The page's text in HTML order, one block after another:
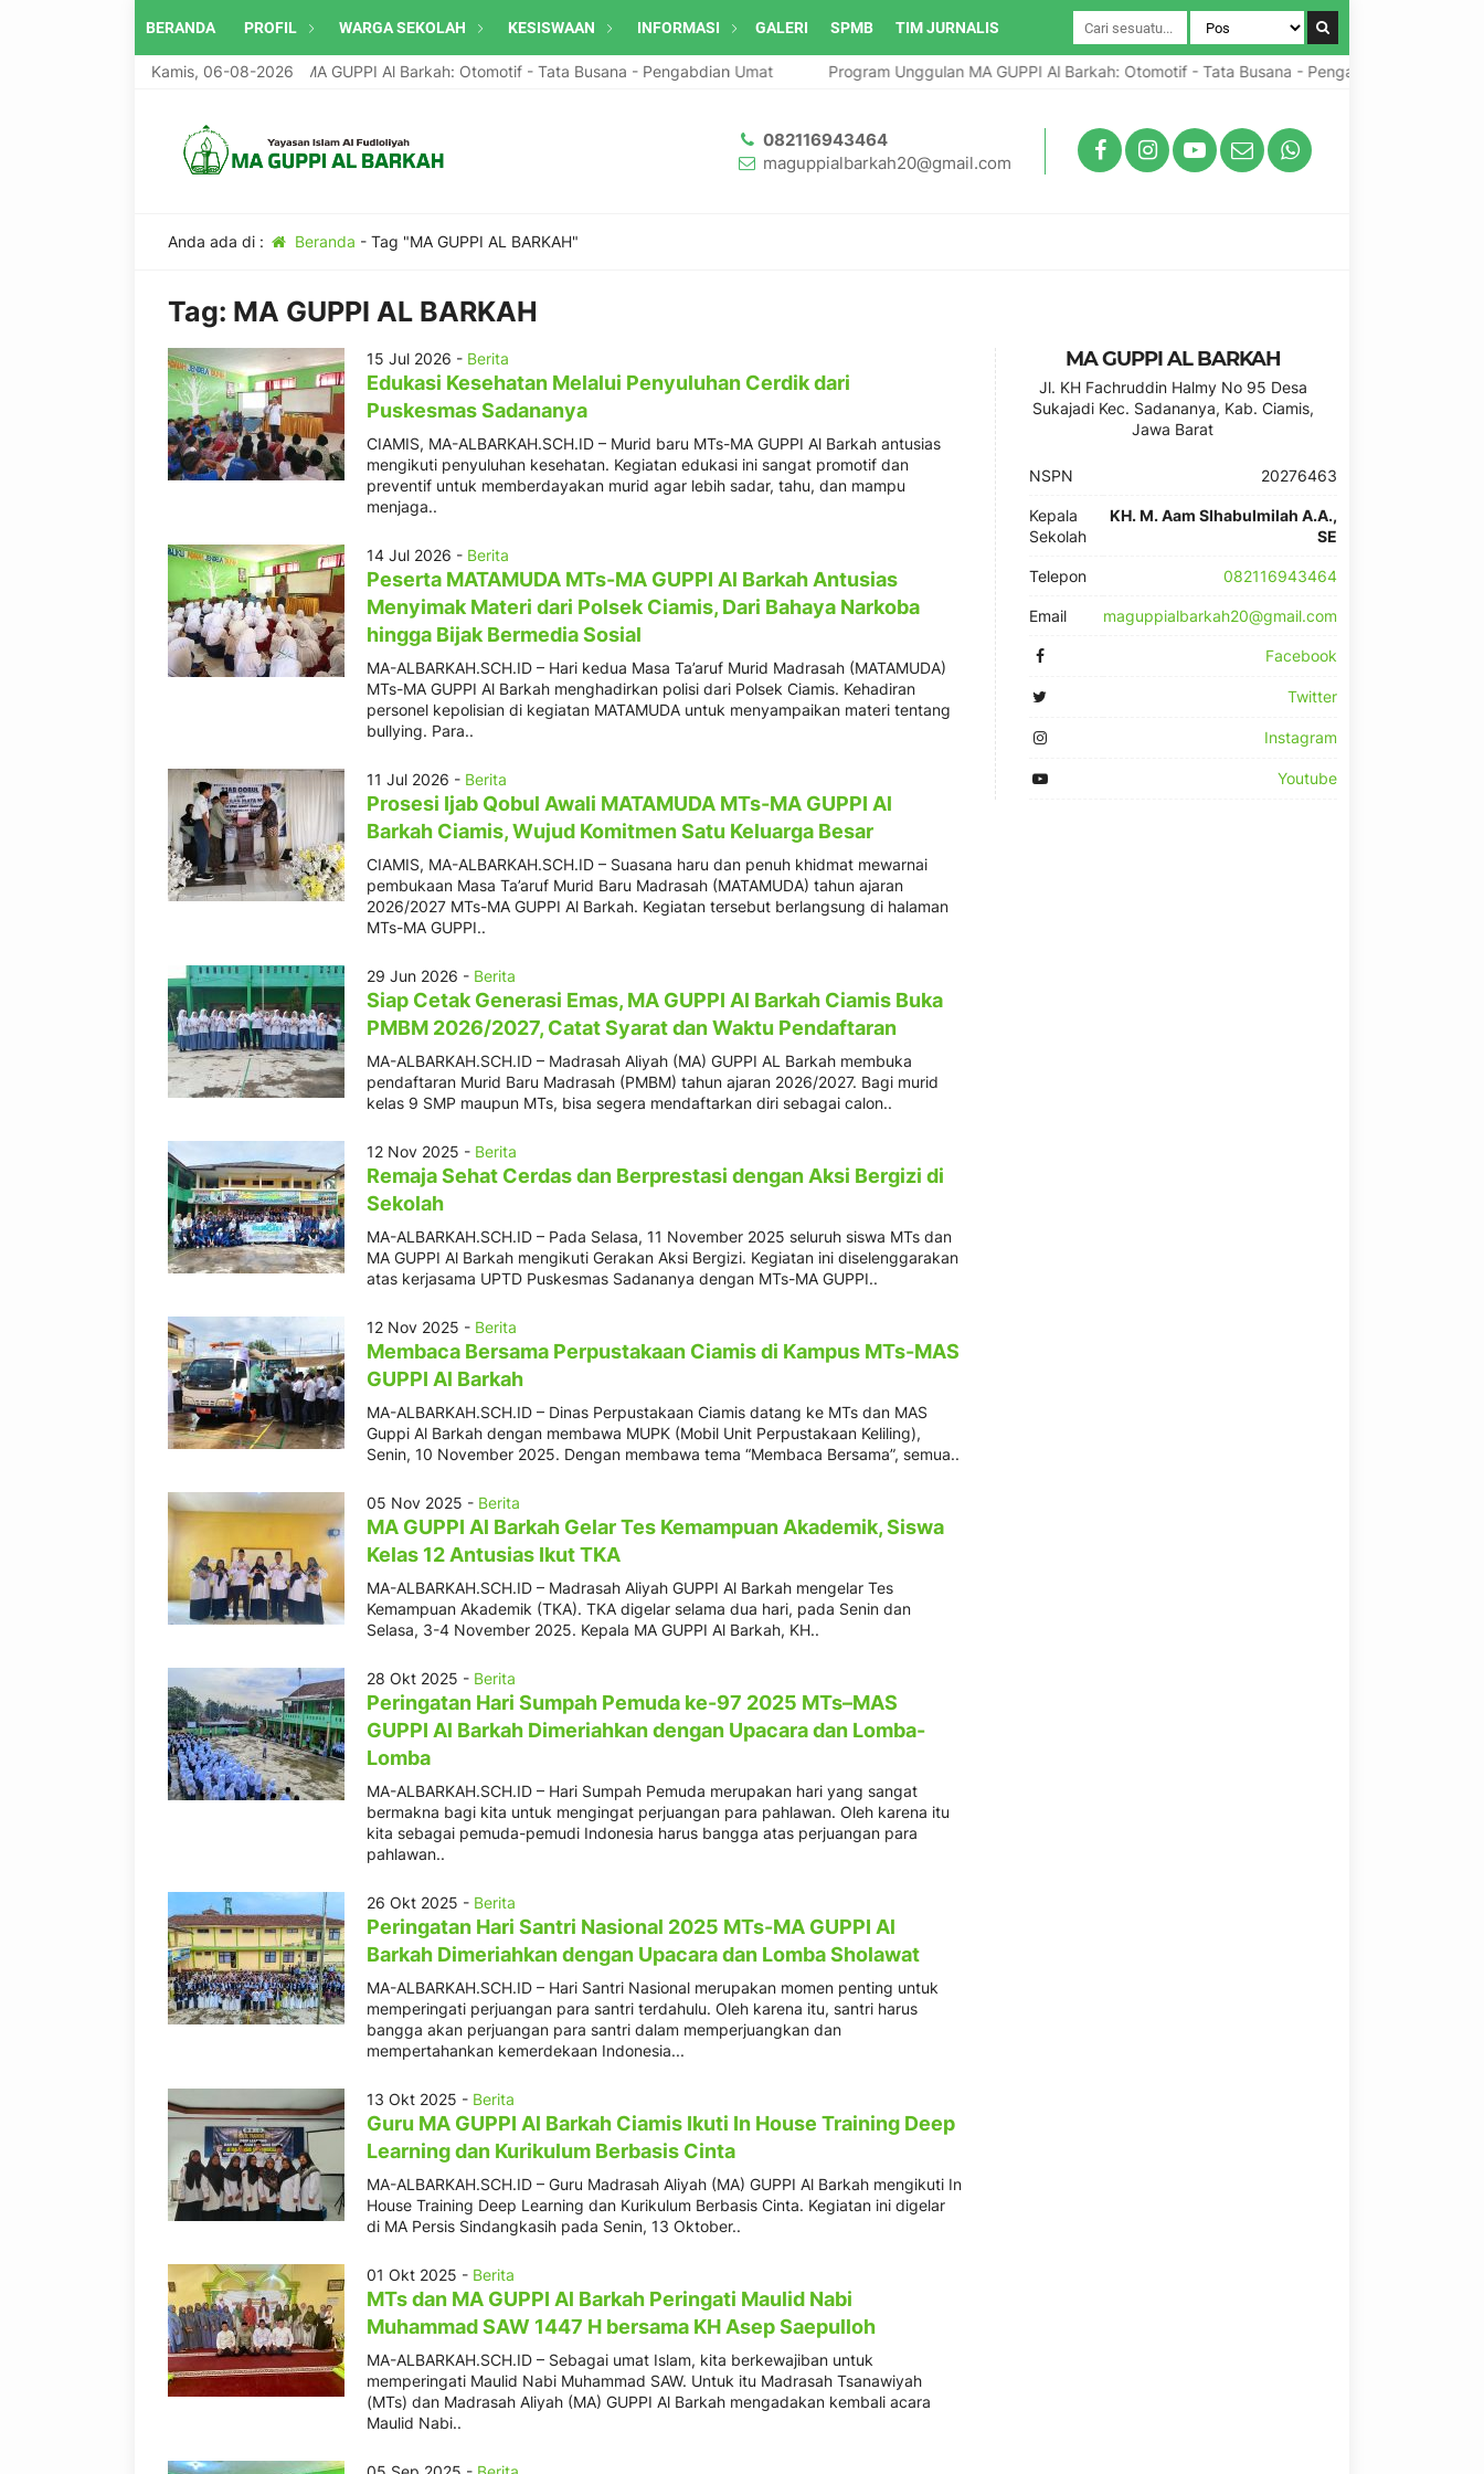
BERANDA PROFIL WARGA SEKOLAH KESISWAAN INFORMASI GALERI SPMB TIM JURNALIS
Kamis, 06-08-2026
Program Unggulan MA GUPPI Al Barkah: Otomotif - Tata Busana - Pengabdian Umat Program Unggulan MA GUPPI Al Barkah: Otomotif - Tata Busana - Pengabdian Umat
082116943464
maguppialbarkah20@gmail.com
Anda ada di : Beranda - Tag "MA GUPPI AL BARKAH"
Tag: MA GUPPI AL BARKAH
15 Jul 2026 - Berita
Edukasi Kesehatan Melalui Penyuluhan Cerdik dari
Puskesmas Sadananya
CIAMIS, MA-ALBARKAH.SCH.ID – Murid baru MTs-MA GUPPI Al Barkah antusias
mengikuti penyuluhan kesehatan. Kegiatan edukasi ini sangat promotif dan
preventif untuk memberdayakan murid agar lebih sadar, tahu, dan mampu
menjaga..
14 Jul 2026 - Berita
Peserta MATAMUDA MTs-MA GUPPI Al Barkah Antusias
Menyimak Materi dari Polsek Ciamis, Dari Bahaya Narkoba
hingga Bijak Bermedia Sosial
MA-ALBARKAH.SCH.ID – Hari kedua Masa Ta’aruf Murid Madrasah (MATAMUDA)
MTs-MA GUPPI Al Barkah menghadirkan polisi dari Polsek Ciamis. Kehadiran
personel kepolisian di kegiatan MATAMUDA untuk menyampaikan materi tentang
bullying. Para..
11 Jul 2026 - Berita
Prosesi Ijab Qobul Awali MATAMUDA MTs-MA GUPPI Al
Barkah Ciamis, Wujud Komitmen Satu Keluarga Besar
CIAMIS, MA-ALBARKAH.SCH.ID – Suasana haru dan penuh khidmat mewarnai
pembukaan Masa Ta’aruf Murid Baru Madrasah (MATAMUDA) tahun ajaran
2026/2027 MTs-MA GUPPI Al Barkah. Kegiatan tersebut berlangsung di halaman
MTs-MA GUPPI..
29 Jun 2026 - Berita
Siap Cetak Generasi Emas, MA GUPPI Al Barkah Ciamis Buka
PMBM 2026/2027, Catat Syarat dan Waktu Pendaftaran
MA-ALBARKAH.SCH.ID – Madrasah Aliyah (MA) GUPPI AL Barkah membuka
pendaftaran Murid Baru Madrasah (PMBM) tahun ajaran 2026/2027. Bagi murid
kelas 9 SMP maupun MTs, bisa segera mendaftarkan diri sebagai calon..
12 Nov 2025 - Berita
Remaja Sehat Cerdas dan Berprestasi dengan Aksi Bergizi di
Sekolah
MA-ALBARKAH.SCH.ID – Pada Selasa, 11 November 2025 seluruh siswa MTs dan
MA GUPPI Al Barkah mengikuti Gerakan Aksi Bergizi. Kegiatan ini diselenggarakan
atas kerjasama UPTD Puskesmas Sadananya dengan MTs-MA GUPPI..
12 Nov 2025 - Berita
Membaca Bersama Perpustakaan Ciamis di Kampus MTs-MAS
GUPPI Al Barkah
MA-ALBARKAH.SCH.ID – Dinas Perpustakaan Ciamis datang ke MTs dan MAS
Guppi Al Barkah dengan membawa MUPK (Mobil Unit Perpustakaan Keliling),
Senin, 10 November 2025. Dengan membawa tema “Membaca Bersama”, semua..
05 Nov 2025 - Berita
MA GUPPI Al Barkah Gelar Tes Kemampuan Akademik, Siswa
Kelas 12 Antusias Ikut TKA
MA-ALBARKAH.SCH.ID – Madrasah Aliyah GUPPI Al Barkah mengelar Tes
Kemampuan Akademik (TKA). TKA digelar selama dua hari, pada Senin dan
Selasa, 3-4 November 2025. Kepala MA GUPPI Al Barkah, KH..
28 Okt 2025 - Berita
Peringatan Hari Sumpah Pemuda ke-97 2025 MTs–MAS
GUPPI Al Barkah Dimeriahkan dengan Upacara dan Lomba-
Lomba
MA-ALBARKAH.SCH.ID – Hari Sumpah Pemuda merupakan hari yang sangat
bermakna bagi kita untuk mengingat perjuangan para pahlawan. Oleh karena itu
kita sebagai pemuda-pemudi Indonesia harus bangga atas perjuangan para
pahlawan..
26 Okt 2025 - Berita
Peringatan Hari Santri Nasional 2025 MTs-MA GUPPI Al
Barkah Dimeriahkan dengan Upacara dan Lomba Sholawat
MA-ALBARKAH.SCH.ID – Hari Santri Nasional merupakan momen penting untuk
memperingati perjuangan para santri terdahulu. Oleh karena itu, santri harus
bangga akan perjuangan para santri dalam memperjuangkan dan
mempertahankan kemerdekaan Indonesia...
13 Okt 2025 - Berita
Guru MA GUPPI Al Barkah Ciamis Ikuti In House Training Deep
Learning dan Kurikulum Berbasis Cinta
MA-ALBARKAH.SCH.ID – Guru Madrasah Aliyah (MA) GUPPI Al Barkah mengikuti In
House Training Deep Learning dan Kurikulum Berbasis Cinta. Kegiatan ini digelar
di MA Persis Sindangkasih pada Senin, 13 Oktober..
01 Okt 2025 - Berita
MTs dan MA GUPPI Al Barkah Peringati Maulid Nabi
Muhammad SAW 1447 H bersama KH Asep Saepulloh
MA-ALBARKAH.SCH.ID – Sebagai umat Islam, kita berkewajiban untuk
memperingati Maulid Nabi Muhammad SAW. Untuk itu Madrasah Tsanawiyah
(MTs) dan Madrasah Aliyah (MA) GUPPI Al Barkah mengadakan kembali acara
Maulid Nabi..
MA GUPPI AL BARKAH
Jl. KH Fachruddin Halmy No 95 Desa
Sukajadi Kec. Sadananya, Kab. Ciamis,
Jawa Barat
NSPN 20276463
Kepala
Sekolah
KH. M. Aam SIhabulmilah A.A.,
SE
Telepon 082116943464
Email maguppialbarkah20@gmail.com
Facebook
Twitter
Instagram
Youtube